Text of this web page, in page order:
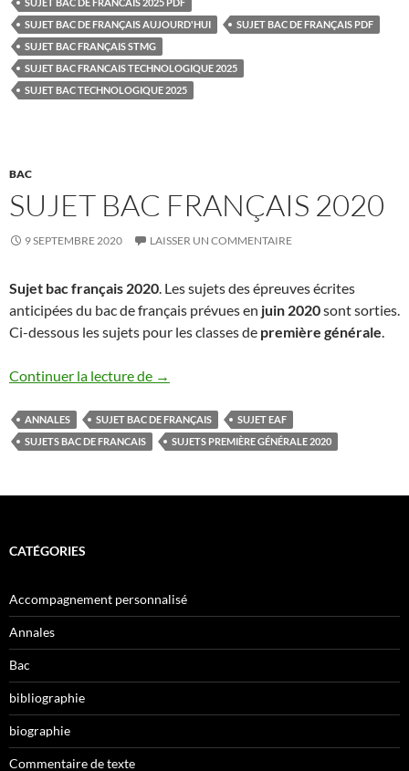
SUJET BAC DE FRANÇAIS AUJOURD'HUI
SUJET BAC DE FRANÇAIS PDF
SUJET BAC FRANÇAIS STMG
SUJET BAC FRANCAIS TECHNOLOGIQUE 2025
SUJET BAC TECHNOLOGIQUE 2025
BAC
SUJET BAC FRANÇAIS 2020
9 SEPTEMBRE 2020 LAISSER UN COMMENTAIRE
Sujet bac français 2020. Les sujets des épreuves écrites
anticipées du bac de français prévues en juin 2020sont sorties.
Ci-dessous les sujets pour les classes de première générale.
Continuer la lecture de Sujet bac français 2020
→
ANNALES SUJET BAC DE FRANÇAIS
SUJET EAF
SUJETS BAC DE FRANCAIS
SUJETS PREMIÈRE GÉNÉRALE 2020
CATÉGORIES
Accompagnement personnalisé
Annales
Bac
bibliographie
biographie
Commentaire de texte